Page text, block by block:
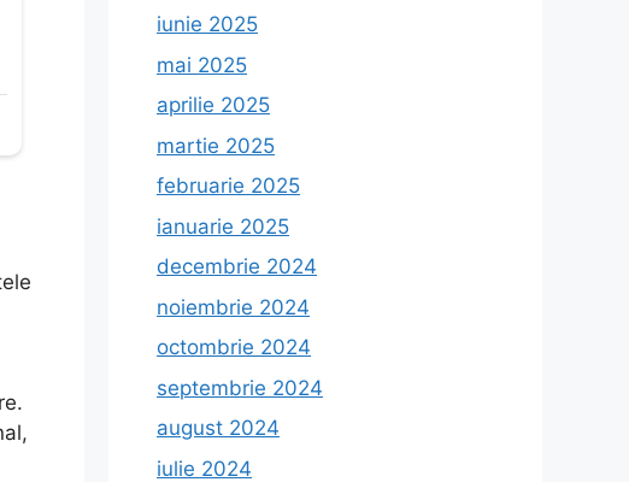
iunie 2025
mai 2025
aprilie 2025
martie 2025
februarie 2025
ianuarie 2025
decembrie 2024
noiembrie 2024
octombrie 2024
septembrie 2024
august 2024
iulie 2024